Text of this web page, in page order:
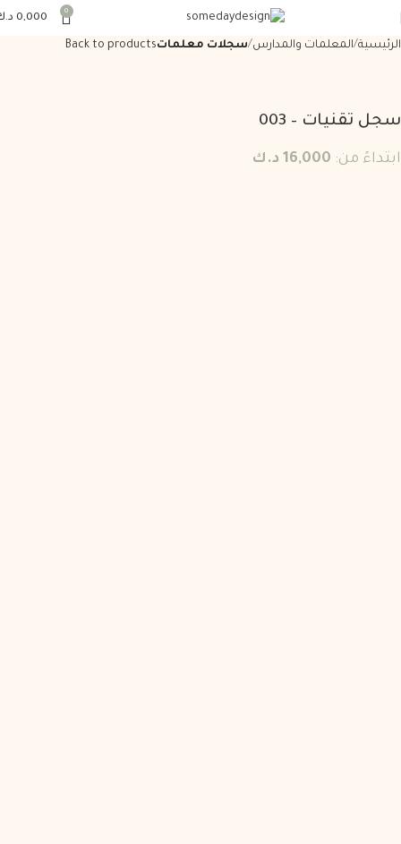
0
0,000
الرئيسية المعلمات والمدارس سجلات معلماتBack to products
سجل تقنيات – 003
ابتداءً من: 16,000 د.ك